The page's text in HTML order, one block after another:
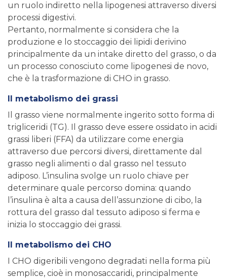
un ruolo indiretto nella lipogenesi attraverso diversi
processi digestivi.
Pertanto, normalmente si considera che la
produzione e lo stoccaggio dei lipidi derivino
principalmente da un intake diretto del grasso, o da
un processo conosciuto come lipogenesi de novo,
che è la trasformazione di CHO in grasso.
Il metabolismo dei grassi
Il grasso viene normalmente ingerito sotto forma di
trigliceridi (TG). Il grasso deve essere ossidato in acidi
grassi liberi (FFA) da utilizzare come energia
attraverso due percorsi diversi, direttamente dal
grasso negli alimenti o dal grasso nel tessuto
adiposo. L’insulina svolge un ruolo chiave per
determinare quale percorso domina: quando
l’insulina è alta a causa dell’assunzione di cibo, la
rottura del grasso dal tessuto adiposo si ferma e
inizia lo stoccaggio dei grassi.
Il metabolismo dei CHO
I CHO digeribili vengono degradati nella forma più
semplice, cioè in monosaccaridi, principalmente